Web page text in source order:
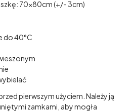
70x80cm (+/- 3cm)
do 40°C
pierwszym użyciem. Należy ją
zamkami, aby mogła